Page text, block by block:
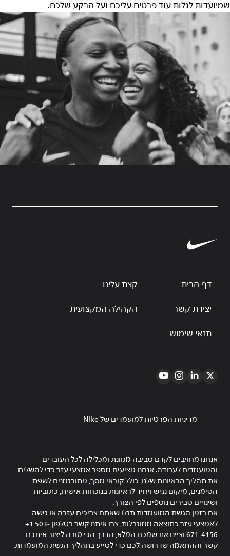
שמיועדות לגלות עוד פרטים עליכם ועל הרקע שלכם.
דף הבית קצת עלינו
יצירת קשר הקהילה המקצועית
תנאי שימוש
מדיניות הפרטיות למועמדים של Nike
אנחנו מחויבים לקדם סביבה מגוונת ומכלילה לכל העובדים
והמועמדים לעבודה. אנחנו מציעים מספר אמצעי עזר כדי להשלים
את תהליך הראיונות שלנו, כולל קוראי מסך, מתורגמנים לשפת
הסימנים, מיקום נגיש ויחיד לראיונות בנוכחות אישית, כתוביות
ושינויים סבירים נוספים לפי הצורך.
אם בזמן הגשת המועמדות תגלו שאתם צריכים עזרה או גישה
לאמצעי עזר כתוצאה ממוגבלות, צרו איתנו קשר בטלפון ‎+1 503-
671-4156 וציינו את שמכם המלא, הדרך הכי טובה ליצור איתכם
קשר וההתאמה שדרושה לכם כדי לסייע בתהליך הגשת המועמדות.